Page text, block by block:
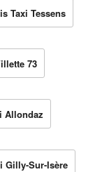
Taxi Tessens
73
Allondaz
Gilly-Sur-Isère